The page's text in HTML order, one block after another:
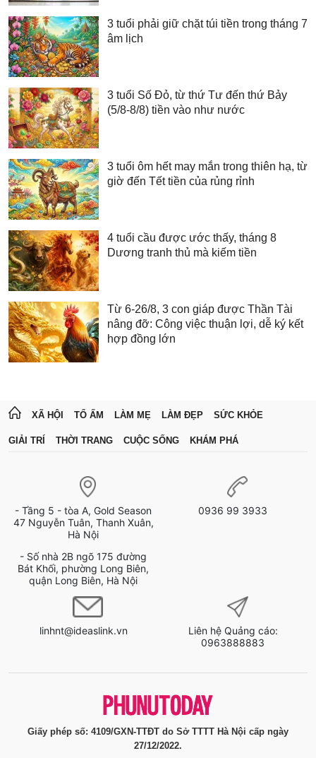
3 tuổi phải giữ chặt túi tiền trong tháng 7
âm lịch
3 tuổi Số Đỏ, từ thứ Tư đến thứ Bảy
(5/8-8/8) tiền vào như nước
3 tuổi ôm hết may mắn trong thiên hạ, từ
giờ đến Tết tiền của rủng rỉnh
4 tuổi cầu được ước thấy, tháng 8
Dương tranh thủ mà kiếm tiền
Từ 6-26/8, 3 con giáp được Thần Tài
nâng đỡ: Công việc thuận lợi, dễ ký kết
hợp đồng lớn
XÃ HỘI TỔ ẤM LÀM MẸ LÀM ĐẸP SỨC KHỎE
GIẢI TRÍ THỜI TRANG CUỘC SỐNG KHÁM PHÁ
- Tầng 5 - tòa A, Gold Season
47 Nguyễn Tuân, Thanh Xuân,
Hà Nội
- Số nhà 2B ngõ 175 đường
Bát Khối, phường Long Biên,
quận Long Biên, Hà Nội
0936 99 3933
linhnt@ideaslink.vn
Liên hệ Quảng cáo:
0963888883
Giấy phép số: 4109/GXN-TTĐT do Sở TTTT Hà Nội cấp ngày
27/12/2022.